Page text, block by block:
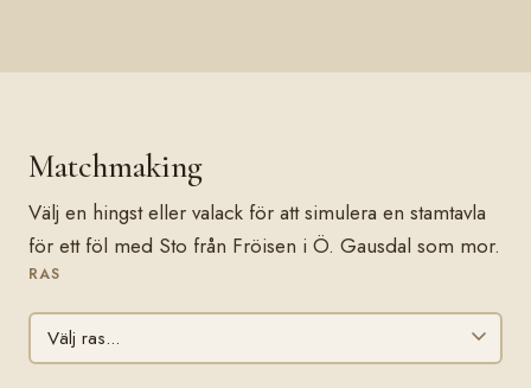
Matchmaking
Välj en hingst eller valack för att simulera en stamtavla
för ett föl med Sto från Fröisen i Ö. Gausdal som mor.
RAS